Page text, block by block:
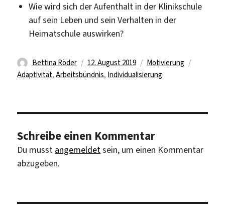
Wie wird sich der Aufenthalt in der Klinikschule
auf sein Leben und sein Verhalten in der
Heimatschule auswirken?
Autor
Bettina Röder
Veröffentlicht
am
12. August 2019 Kategorien
Motivierung
Adaptivität,Arbeitsbündnis, Individualisierung
Schreibe einen Kommentar
Du musst angemeldetsein, um einen Kommentar
abzugeben.
Beitragsnavigation